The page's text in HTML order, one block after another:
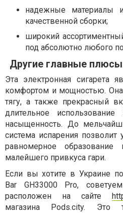
надежные материалы
качественной сборки;
широкий
под абсолютно любого
Другие главные плюсы
Эта электронная сигарета
комфортом и мощностью.
тягу, а также прекрасный
длительное
насыщенность. До
система испарения позволит
равномерное
малейшего привкуса гари.
Если вы хотите в Украине
Bar GH33000 Pro,
расположен на сайте
магазина Pods.city. Это